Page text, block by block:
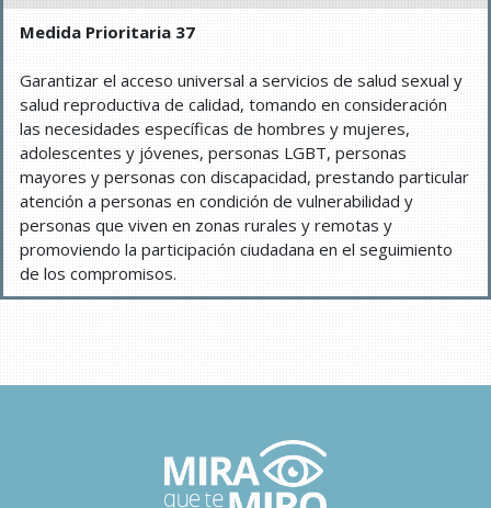
Medida Prioritaria 37
Garantizar el acceso universal a servicios de salud sexual y
salud reproductiva de calidad, tomando en consideración
las necesidades específicas de hombres y mujeres,
adolescentes y jóvenes, personas LGBT, personas
mayores y personas con discapacidad, prestando particular
atención a personas en condición de vulnerabilidad y
personas que viven en zonas rurales y remotas y
promoviendo la participación ciudadana en el seguimiento
de los compromisos.